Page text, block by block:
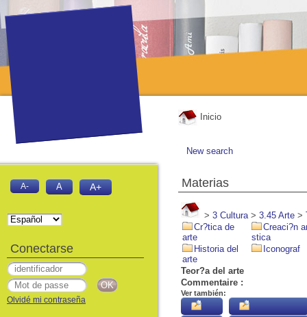
Inicio
New search
Materias
> 3 Cultura> 3.45 Arte >
Cr?tica de
arte
Creaci?n
stica
Historia del
arte
Iconograf
Teor?a del arte
Commentaire :
Ver también:
A- A A+
Conectarse
Olvidé mi contraseña